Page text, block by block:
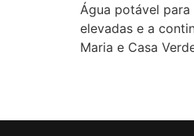
Água potável
elevadas e a
Maria e Casa